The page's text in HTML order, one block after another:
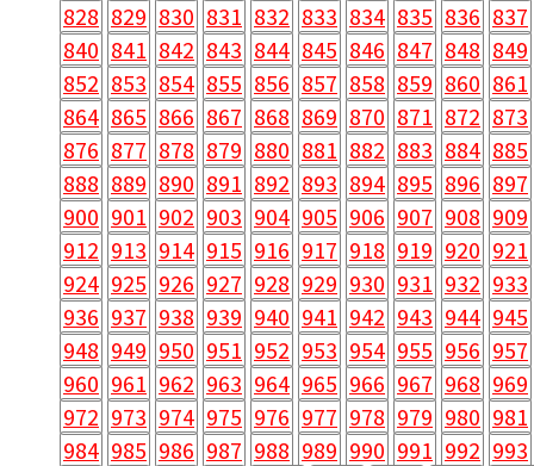
828 829 830 831 832 833 834 835 836 837
840 841 842 843 844 845 846 847 848 849
852 853 854 855 856 857 858 859 860 861
864 865 866 867 868 869 870 871 872 873
876 877 878 879 880 881 882 883 884 885
888 889 890 891 892 893 894 895 896 897
900 901 902 903 904 905 906 907 908 909
912 913 914 915 916 917 918 919 920 921
924 925 926 927 928 929 930 931 932 933
936 937 938 939 940 941 942 943 944 945
948 949 950 951 952 953 954 955 956 957
960 961 962 963 964 965 966 967 968 969
972 973 974 975 976 977 978 979 980 981
984 985 986 987 988 989 990 991 992 993